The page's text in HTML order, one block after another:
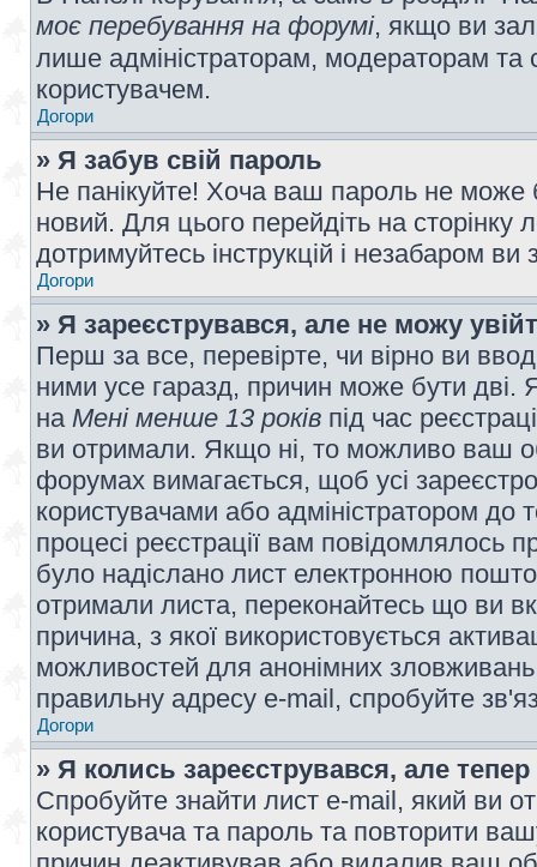
моє перебування на форумі, якщо ви
лише адміністраторам, модераторам
користувачем.
Догори
» Я забув свій пароль
Не панікуйте! Хоча ваш пароль не може
новий. Для цього перейдіть на сторінку
дотримуйтесь інструкцій і незабаром
Догори
» Я зареєструвався, але не можу
Перш за все, перевірте, чи вірно ви
ними усе гаразд, причин може бути дві.
на Мені менше 13 років під час
ви отримали. Якщо ні, то можливо ваш
форумах вимагається, щоб усі
користувачами або адміністратором до
процесі реєстрації вам повідомлялось
було надіслано лист електронною
отримали листа, переконайтесь що ви
причина, з якої використовується
можливостей для анонімних
правильну адресу e-mail, спробуйте
Догори
» Я колись зареєструвався, але
Спробуйте знайти лист e-mail, який ви
користувача та пароль та повторити